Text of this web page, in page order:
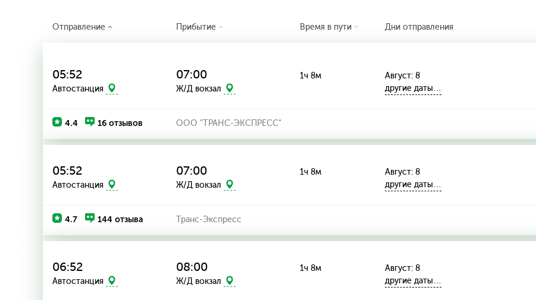
Отправление Прибытие Время в пути Дни отправления
05:52
Автостанция
07:00
Ж/Д вокзал
1ч 8м
Август: 8
другие даты…
4.4 16 отзывов ООО "ТРАНС-ЭКСПРЕСС"
05:52
Автостанция
07:00
Ж/Д вокзал
1ч 8м
Август: 8
другие даты…
4.7 144 отзыва Транс-Экспресс
06:52
Автостанция
08:00
Ж/Д вокзал
1ч 8м
Август: 8
другие даты…